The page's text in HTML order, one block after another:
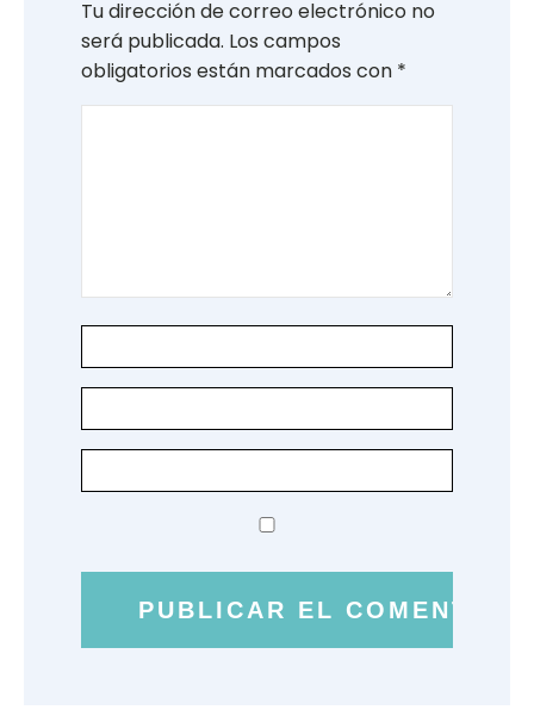
Tu dirección de correo electrónico no
será publicada. Los campos
obligatorios están marcados con *